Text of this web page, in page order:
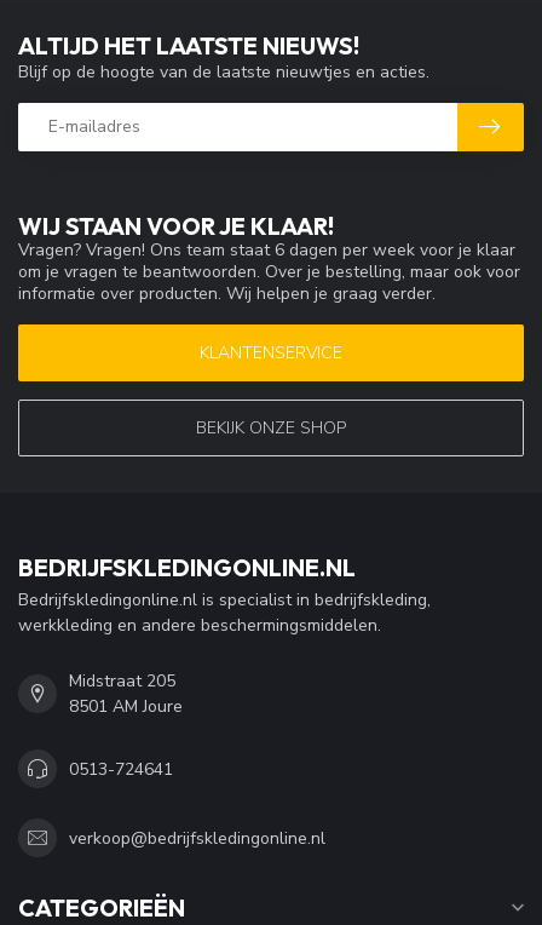
WIJ STAAN VOOR JE KLAAR!
Vragen? Vragen! Ons team staat 6 dagen per week voor je klaar
om je vragen te beantwoorden. Over je bestelling, maar ook voor
informatie over producten. Wij helpen je graag verder.
KLANTENSERVICE
BEKIJK ONZE SHOP
ALTIJD HET LAATSTE NIEUWS!
Blijf op de hoogte van de laatste nieuwtjes en acties.
BEDRIJFSKLEDINGONLINE.NL
Bedrijfskledingonline.nl is specialist in bedrijfskleding,
werkkleding en andere beschermingsmiddelen.
Midstraat 205
8501 AM Joure
0513-724641
verkoop@bedrijfskledingonline.nl
CATEGORIEËN